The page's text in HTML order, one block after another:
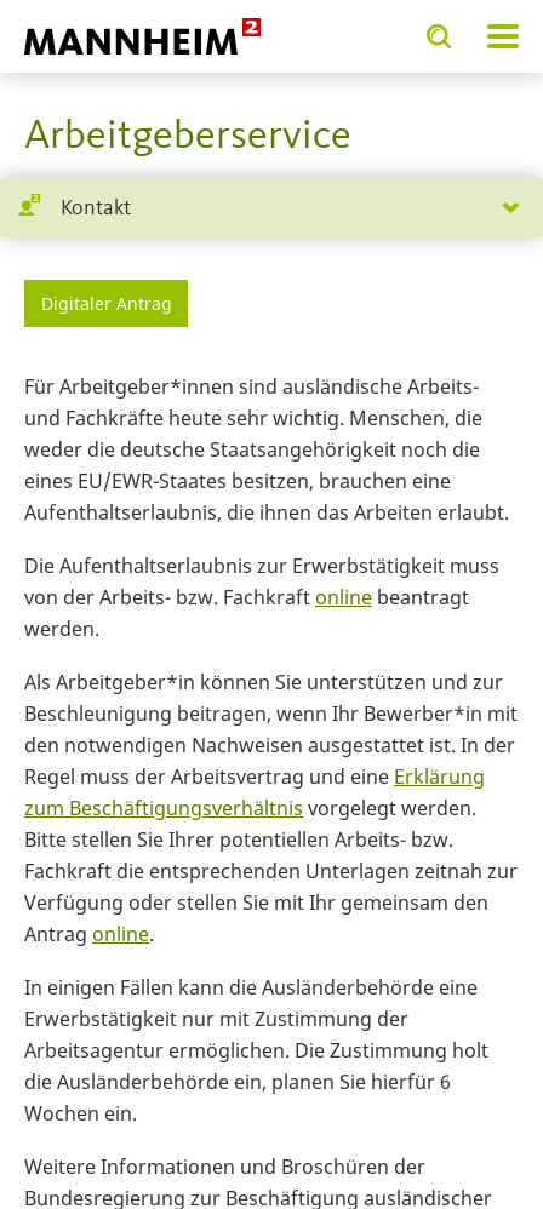
Toggle
search
input
Toggle
search
input
Arbeitgeberservice
Kontakt
Digitaler Antrag
Für Arbeitgeber*innen sind ausländische Arbeits-
und Fachkräfte heute sehr wichtig. Menschen, die
weder die deutsche Staatsangehörigkeit noch die
eines EU/EWR-Staates besitzen, brauchen eine
Aufenthaltserlaubnis, die ihnen das Arbeiten erlaubt.
Die Aufenthaltserlaubnis zur Erwerbstätigkeit muss
von der Arbeits- bzw. Fachkraft online beantragt
werden.
Als Arbeitgeber*in können Sie unterstützen und zur
Beschleunigung beitragen, wenn Ihr Bewerber*in mit
den notwendigen Nachweisen ausgestattet ist. In der
Regel muss der Arbeitsvertrag und eine Erklärung
zum Beschäftigungsverhältnis vorgelegt werden.
Bitte stellen Sie Ihrer potentiellen Arbeits- bzw.
Fachkraft die entsprechenden Unterlagen zeitnah zur
Verfügung oder stellen Sie mit Ihr gemeinsam den
Antrag online.
In einigen Fällen kann die Ausländerbehörde eine
Erwerbstätigkeit nur mit Zustimmung der
Arbeitsagentur ermöglichen. Die Zustimmung holt
die Ausländerbehörde ein, planen Sie hierfür 6
Wochen ein.
Weitere Informationen und Broschüren der
Bundesregierung zur Beschäftigung ausländischer